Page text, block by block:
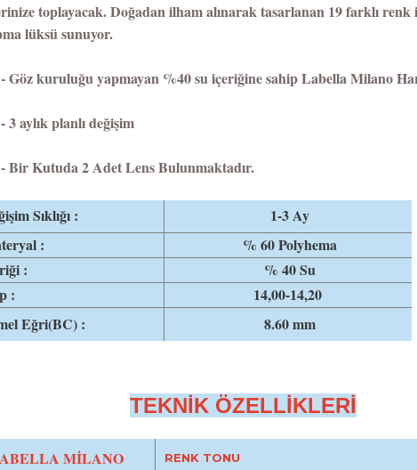
toplayacak. Doğadan ilham alınarak tasarlanan 19 farklı renk
lüksü sunuyor.
kuruluğu yapmayan %40 su içeriğine sahip Labella Milano
aylık planlı değişim
Kutuda 2 Adet Lens Bulunmaktadır.
Sıklığı :
1-3 Ay
:
% 60 Polyhema
:
% 40 Su
:
14,00-14,20
Eğri(BC) :
8.60 mm
TEKNİK ÖZELLİKLERİ
MİLANO RENK TONU